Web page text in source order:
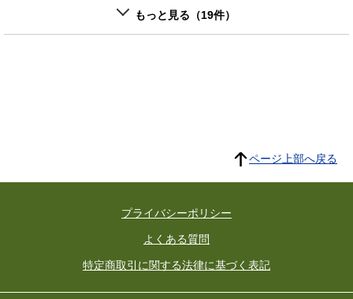
もっと見る（19件）
ページ上部へ戻る
プライバシーポリシー
よくある質問
特定商取引に関する法律に基づく表記